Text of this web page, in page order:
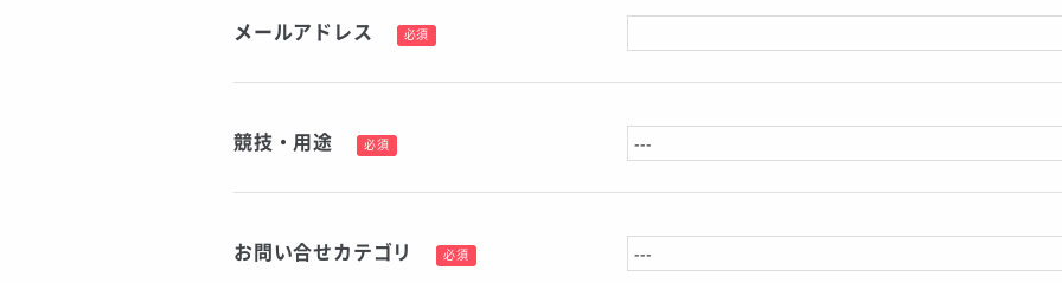
メールアドレス 必須
競技・用途 必須
お問い合せカテゴリ 必須